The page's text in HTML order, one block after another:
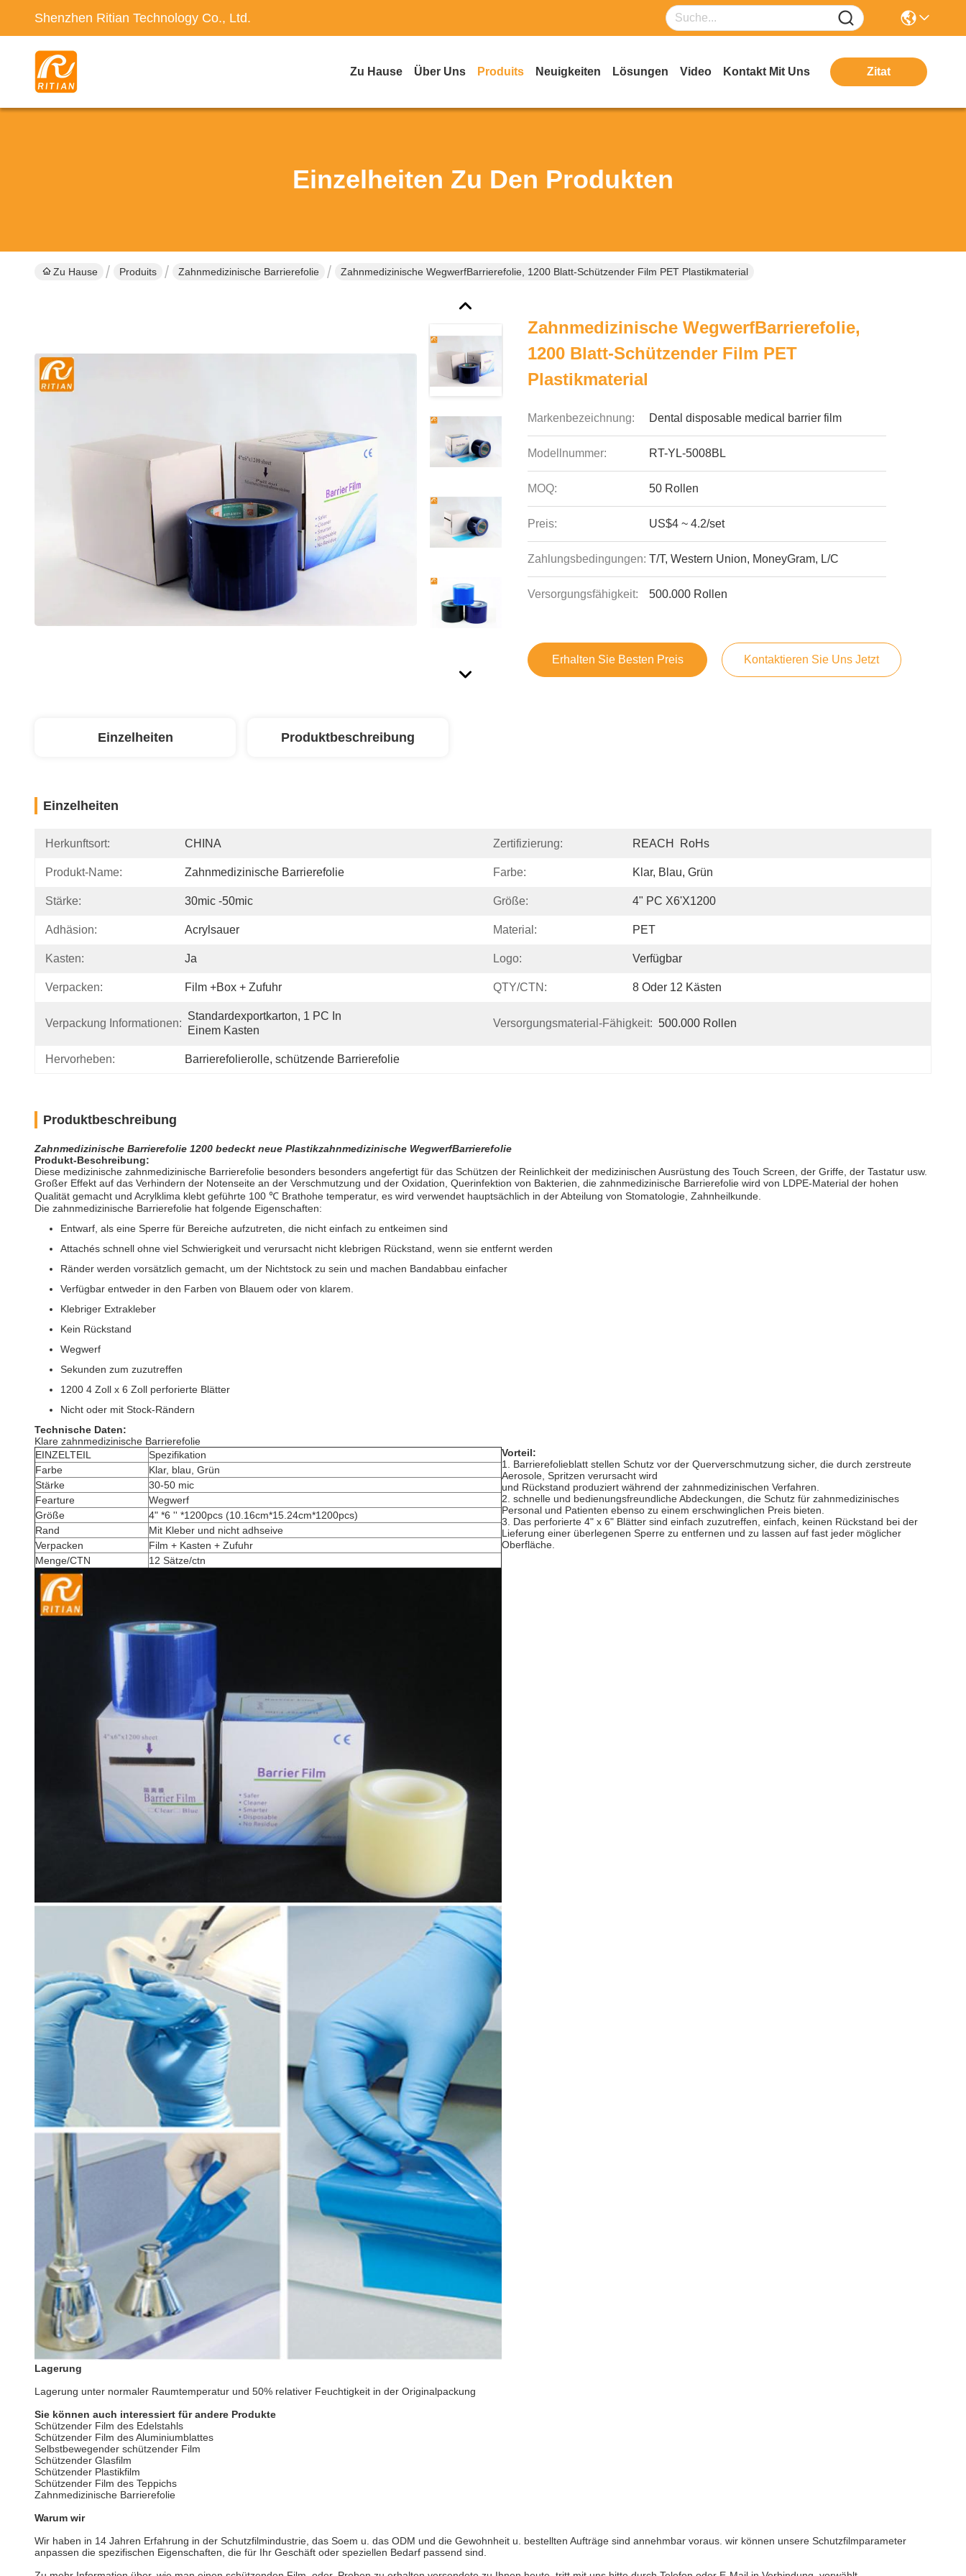
Shenzhen Ritian Technology Co., Ltd.
Zu Hause Über Uns Produits Neuigkeiten Lösungen Video Kontakt Mit Uns Zitat
Einzelheiten Zu Den Produkten
Zu Hause Produits Zahnmedizinische Barrierefolie Zahnmedizinische WegwerfBarrierefolie, 1200 Blatt-Schützender Film PET Plastikmaterial
Zahnmedizinische WegwerfBarrierefolie,
1200 Blatt-Schützender Film PET
Plastikmaterial
Markenbezeichnung: Dental disposable medical barrier film
Modellnummer: RT-YL-5008BL
MOQ: 50 Rollen
Preis: US$4 ~ 4.2/set
Zahlungsbedingungen: T/T, Western Union, MoneyGram, L/C
Versorgungsfähigkeit: 500.000 Rollen
Erhalten Sie Besten Preis Kontaktieren Sie Uns Jetzt
Einzelheiten Produktbeschreibung
Einzelheiten
Herkunftsort: CHINA Zertifizierung: REACH  RoHs
Produkt-Name: Zahnmedizinische Barrierefolie Farbe: Klar, Blau, Grün
Stärke: 30mic -50mic Größe: 4" PC X6'x1200
Adhäsion: Acrylsauer Material: PET
Kasten: Ja Logo: Verfügbar
Verpacken: Film +box + Zufuhr QTY/CTN: 8 Oder 12 Kästen
Verpackung Informationen:
Standardexportkarton, 1 PC In
Einem Kasten
Versorgungsmaterial-Fähigkeit: 500.000 Rollen
Hervorheben: Barrierefolierolle, schützende Barrierefolie
Produktbeschreibung
Zahnmedizinische Barrierefolie 1200 bedeckt neue Plastikzahnmedizinische WegwerfBarrierefolie
Produkt-Beschreibung:
Diese medizinische zahnmedizinische Barrierefolie besonders besonders angefertigt für das Schützen der Reinlichkeit der medizinischen Ausrüstung des Touch Screen, der Griffe, der Tastatur usw.
Großer Effekt auf das Verhindern der Notenseite an der Verschmutzung und der Oxidation, Querinfektion von Bakterien, die zahnmedizinische Barrierefolie wird von LDPE-Material der hohen
Qualität gemacht und Acrylklima klebt geführte 100 ℃ Brathohe temperatur, es wird verwendet hauptsächlich in der Abteilung von Stomatologie, Zahnheilkunde.
Die zahnmedizinische Barrierefolie hat folgende Eigenschaften:
Entwarf, als eine Sperre für Bereiche aufzutreten, die nicht einfach zu entkeimen sind
Attachés schnell ohne viel Schwierigkeit und verursacht nicht klebrigen Rückstand, wenn sie entfernt werden
Ränder werden vorsätzlich gemacht, um der Nichtstock zu sein und machen Bandabbau einfacher
Verfügbar entweder in den Farben von Blauem oder von klarem.
Klebriger Extrakleber
Kein Rückstand
Wegwerf
Sekunden zum zuzutreffen
1200 4 Zoll x 6 Zoll perforierte Blätter
Nicht oder mit Stock-Rändern
Technische Daten:
Klare zahnmedizinische Barrierefolie
EINZELTEIL
Spezifikation
Farbe
Klar, blau, Grün
Stärke
30-50 mic
Fearture
Wegwerf
Größe
4" *6 '' *1200pcs (10.16cm*15.24cm*1200pcs)
Rand
Mit Kleber und nicht adhseive
Verpacken
Film + Kasten + Zufuhr
Menge/CTN
12 Sätze/ctn
Vorteil:
1. Barrierefolieblatt stellen Schutz vor der Querverschmutzung sicher, die durch zerstreute
Aerosole, Spritzen verursacht wird
und Rückstand produziert während der zahnmedizinischen Verfahren.
2. schnelle und bedienungsfreundliche Abdeckungen, die Schutz für zahnmedizinisches
Personal und Patienten ebenso zu einem erschwinglichen Preis bieten.
3. Das perforierte 4" x 6" Blätter sind einfach zuzutreffen, einfach, keinen Rückstand bei der
Lieferung einer überlegenen Sperre zu entfernen und zu lassen auf fast jeder möglicher
Oberfläche.
Lagerung
Lagerung unter normaler Raumtemperatur und 50% relativer Feuchtigkeit in der Originalpackung
Sie können auch interessiert für andere Produkte
Schützender Film des Edelstahls
Schützender Film des Aluminiumblattes
Selbstbewegender schützender Film
Schützender Glasfilm
Schützender Plastikfilm
Schützender Film des Teppichs
Zahnmedizinische Barrierefolie
Warum wir
Wir haben in 14 Jahren Erfahrung in der Schutzfilmindustrie, das Soem u. das ODM und die Gewohnheit u. bestellten Aufträge sind annehmbar voraus. wir können unsere Schutzfilmparameter
anpassen die spezifischen Eigenschaften, die für Ihr Geschäft oder speziellen Bedarf passend sind.